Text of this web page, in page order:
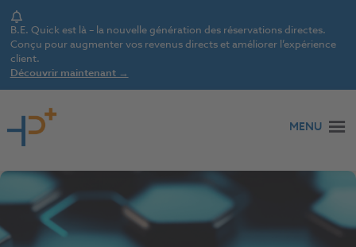
Notice
B.E. Quick est là – la nouvelle génération des réservations directes.
Conçu pour augmenter vos revenus directs et améliorer l’expérience
client.
Découvrir maintenant →
MENU